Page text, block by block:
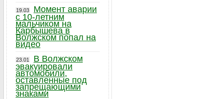
19.03
Момент аварии
с 10-летним
мальчиком на
Карбышева в
Волжском попал на
видео
23.01
В Волжском
эвакуировали
автомобили,
оставленные под
запрещающими
знаками